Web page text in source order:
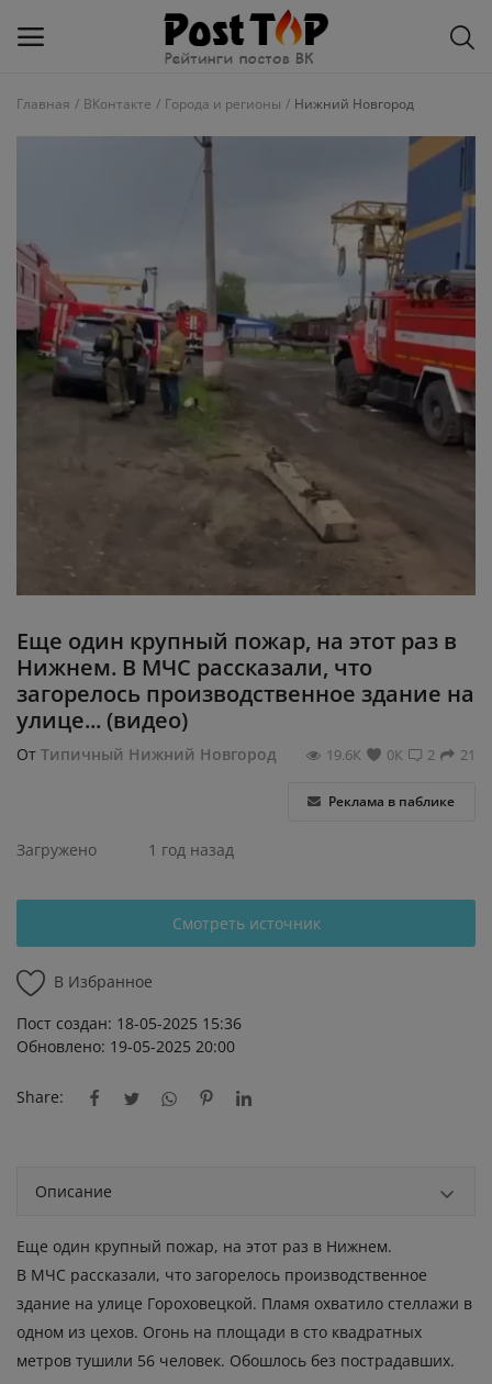
Избранное
Контакты
О рейтинге
Статьи, обзоры
Главная ВКонтакте Города и регионы Нижний Новгород
Еще один крупный пожар, на этот раз в
Нижнем. В МЧС рассказали, что
загорелось производственное здание на
улице... (видео)
От Типичный Нижний Новгород 21
2
0К
19.6К
Реклама в паблике
Загружено 1 год назад
Смотреть источник
В Избранное
Пост создан: 18-05-2025 15:36
Обновлено: 19-05-2025 20:00
Share:
Описание
Еще один крупный пожар, на этот раз в Нижнем.
В МЧС рассказали, что загорелось производственное
здание на улице Гороховецкой. Пламя охватило стеллажи в
одном из цехов. Огонь на площади в сто квадратных
метров тушили 56 человек. Обошлось без пострадавших.